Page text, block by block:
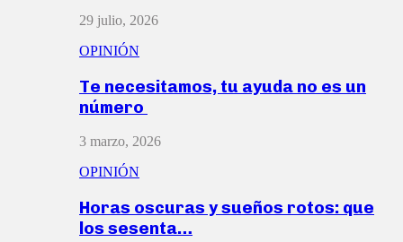
29 julio, 2026
OPINIÓN
Te necesitamos, tu ayuda no es un
número
3 marzo, 2026
OPINIÓN
Horas oscuras y sueños rotos: que
los sesenta…